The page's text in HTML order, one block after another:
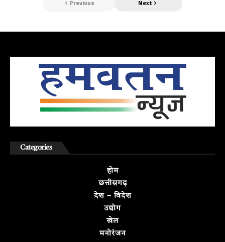
Previous Next
Categories
होम
छत्तीसगढ़
देश – विदेश
उद्योग
खेल
मनोरंजन